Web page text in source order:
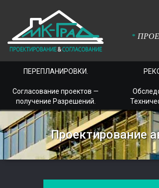
*
ПЕРЕПЛАНИРОВКИ.
Согласование проектов —
получение Разрешений.
Проектирование